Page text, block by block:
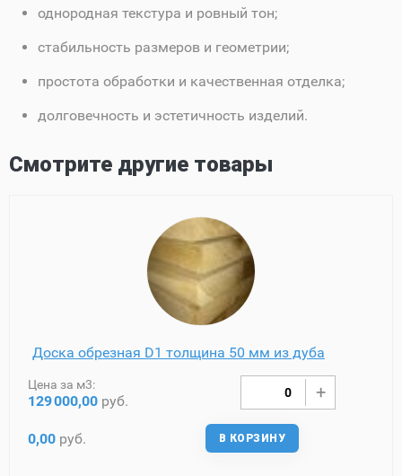
однородная текстура и ровный тон;
стабильность размеров и геометрии;
простота обработки и качественная отделка;
долговечность и эстетичность изделий.
Смотрите другие товары
Доска обрезная D1 толщина 50 мм из дуба
Цена за м3:
129000,00 руб.
0,00 руб. В КОРЗИНУ